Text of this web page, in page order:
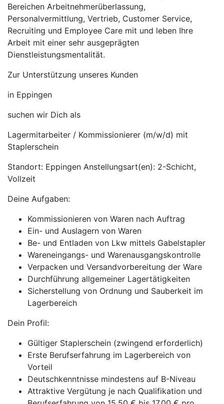
Bereichen Arbeitnehmerüberlassung,
Personalvermittlung, Vertrieb, Customer Service,
Recruiting und Employee Care mit und leben Ihre
Arbeit mit einer sehr ausgeprägten
Dienstleistungsmentalität.
Zur Unterstützung unseres Kunden
in Eppingen
suchen wir Dich als
Lagermitarbeiter / Kommissionierer (m/w/d) mit
Staplerschein
Standort: Eppingen Anstellungsart(en): 2-Schicht,
Vollzeit
Deine Aufgaben:
Kommissionieren von Waren nach Auftrag
Ein- und Auslagern von Waren
Be- und Entladen von Lkw mittels Gabelstapler
Wareneingangs- und Warenausgangskontrolle
Verpacken und Versandvorbereitung der Ware
Durchführung allgemeiner Lagertätigkeiten
Sicherstellung von Ordnung und Sauberkeit im
Lagerbereich
Dein Profil:
Gültiger Staplerschein (zwingend erforderlich)
Erste Berufserfahrung im Lagerbereich von
Vorteil
Deutschkenntnisse mindestens auf B-Niveau
Attraktive Vergütung je nach Qualifikation und